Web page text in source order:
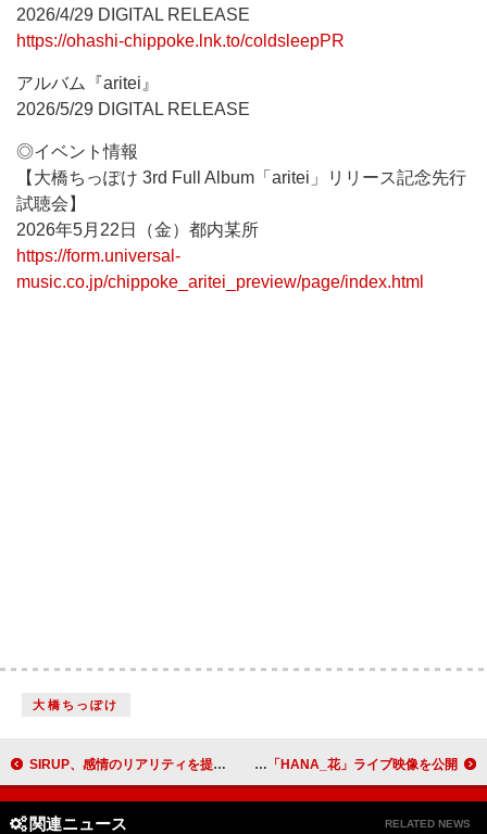
2026/4/29 DIGITAL RELEASE
https://ohashi-chippoke.lnk.to/coldsleepPR
アルバム『aritei』
2026/5/29 DIGITAL RELEASE
◎イベント情報
【大橋ちっぽけ 3rd Full Album「aritei」リリース記念先行
試聴会】
2026年5月22日（金）都内某所
https://form.universal-
music.co.jp/chippoke_aritei_preview/page/index.html
大橋ちっぽけ
SIRUP、感情のリアリティを提示する新曲「Not AI」配信リリース INI、バンテリンドーム ナゴヤ公演より「HANA_花」ライブ映像を公開
関連ニュース RELATED NEWS